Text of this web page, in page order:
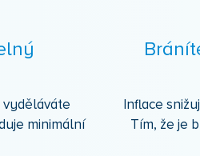
vyděláváte
minimální
Inflace
Tím, že je